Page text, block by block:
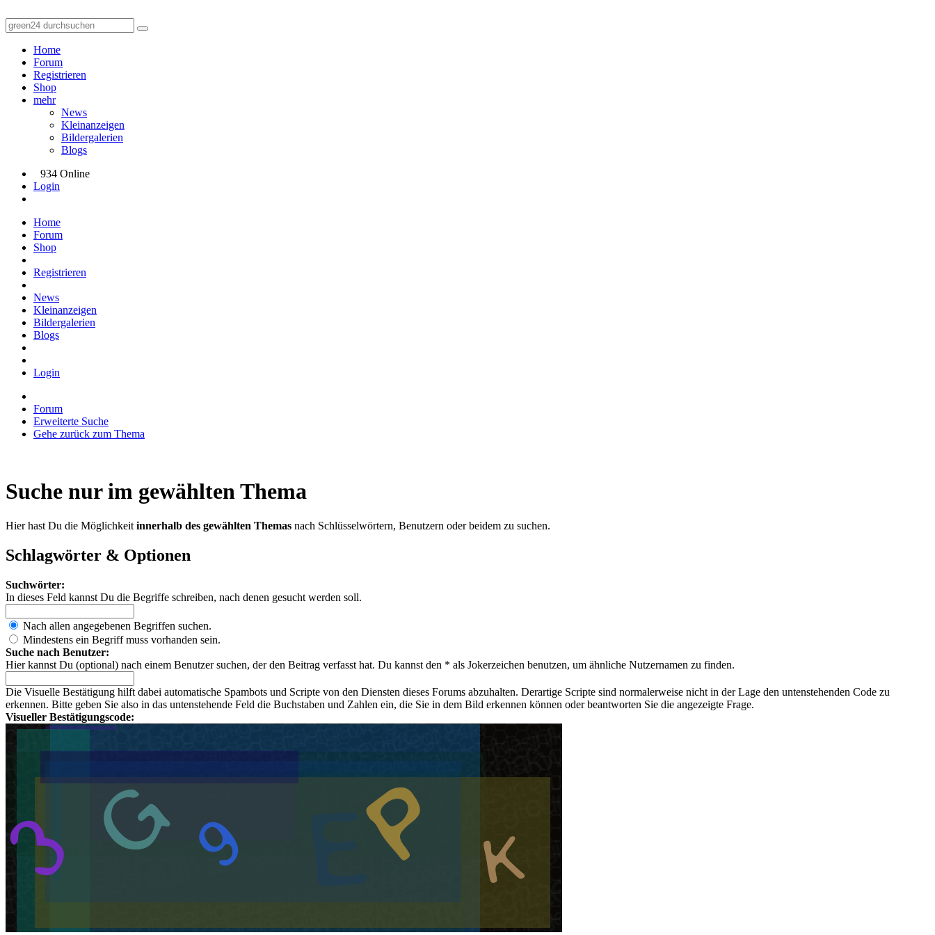
Home
Forum
Registrieren
Shop
mehr
News
Kleinanzeigen
Bildergalerien
Blogs
934 Online
Login
Home
Forum
Shop
Registrieren
News
Kleinanzeigen
Bildergalerien
Blogs
Login
Forum
Erweiterte Suche
Gehe zurück zum Thema
Suche nur im gewählten Thema
Hier hast Du die Möglichkeit innerhalb des gewählten Themas nach Schlüsselwörtern, Benutzern oder beidem zu suchen.
Schlagwörter & Optionen
Suchwörter:
In dieses Feld kannst Du die Begriffe schreiben, nach denen gesucht werden soll.
Nach allen angegebenen Begriffen suchen.
Mindestens ein Begriff muss vorhanden sein.
Suche nach Benutzer:
Hier kannst Du (optional) nach einem Benutzer suchen, der den Beitrag verfasst hat. Du kannst den * als Jokerzeichen benutzen, um ähnliche Nutzernamen zu finden.
Die Visuelle Bestätigung hilft dabei automatische Spambots und Scripte von den Diensten dieses Forums abzuhalten. Derartige Scripte sind normalerweise nicht in der Lage den untenstehenden Code zu
erkennen. Bitte geben Sie also in das untenstehende Feld die Buchstaben und Zahlen ein, die Sie in dem Bild erkennen können oder beantworten Sie die angezeigte Frage.
Visueller Bestätigungscode: